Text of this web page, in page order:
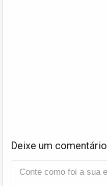
Deixe um comentário